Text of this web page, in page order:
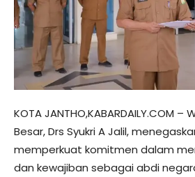
KOTA JANTHO,KABARDAILY.COM
Besar, Drs Syukri A Jalil,
memperkuat komitmen dalam
dan kewajiban sebagai abdi